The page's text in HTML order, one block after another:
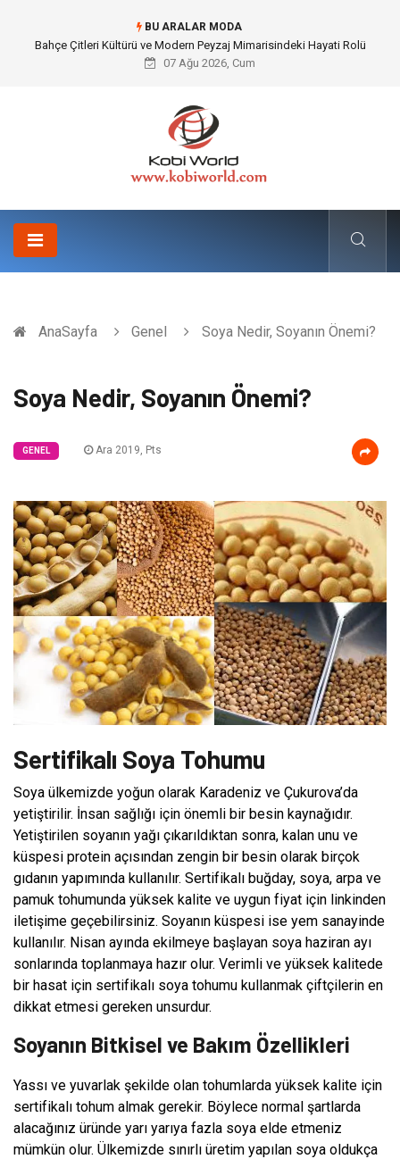
BU ARALAR MODA
Komple Tır Taşımacılığı İle Kesintisiz ve Güvenli Lojistik Çözümleri
07 Ağu 2026, Cum
AnaSayfa Genel Soya Nedir, Soyanın Önemi?
Soya Nedir, Soyanın Önemi?
GENEL Ara 2019, Pts
Sertifikalı Soya Tohumu
Soya ülkemizde yoğun olarak Karadeniz ve Çukurova’da
yetiştirilir. İnsan sağlığı için önemli bir besin kaynağıdır.
Yetiştirilen soyanın yağı çıkarıldıktan sonra, kalan unu ve
küspesi protein açısından zengin bir besin olarak birçok
gıdanın yapımında kullanılır. Sertifikalı buğday, soya, arpa ve
pamuk tohumunda yüksek kalite ve uygun fiyat için linkinden
iletişime geçebilirsiniz. Soyanın küspesi ise yem sanayinde
kullanılır. Nisan ayında ekilmeye başlayan soya haziran ayı
sonlarında toplanmaya hazır olur. Verimli ve yüksek kalitede
bir hasat için sertifikalı soya tohumu kullanmak çiftçilerin en
dikkat etmesi gereken unsurdur.
Soyanın Bitkisel ve Bakım Özellikleri
Yassı ve yuvarlak şekilde olan tohumlarda yüksek kalite için
sertifikalı tohum almak gerekir. Böylece normal şartlarda
alacağınız üründe yarı yarıya fazla soya elde etmeniz
mümkün olur. Ülkemizde sınırlı üretim yapılan soya oldukça